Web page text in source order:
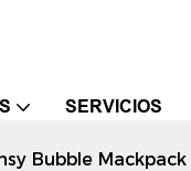
SERVICIOS
Bubble